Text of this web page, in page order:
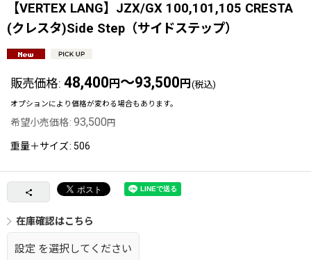
【VERTEX LANG】JZX/GX 100,101,105 CRESTA
(クレスタ)Side Step（サイドステップ）
販売価格: 48,400 円 ～93,500 円 (税込)
オプションにより価格が変わる場合もあります。
希望小売価格: 93,500 円
重量＋サイズ: 506
在庫確認はこちら
設定 を選択してください